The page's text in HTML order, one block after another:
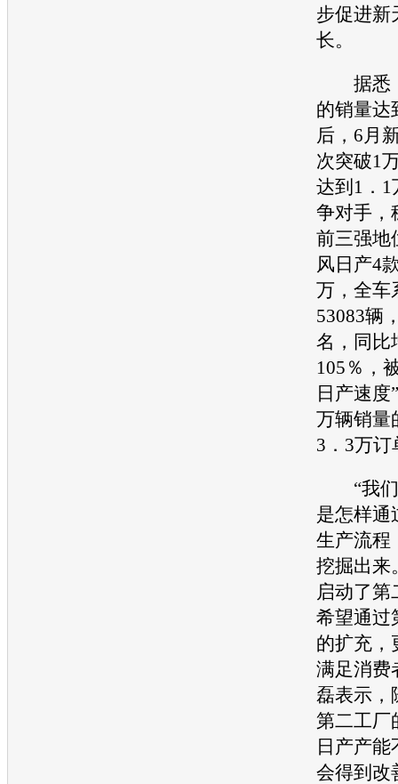
步促进新
长。
据悉，
的销量达
后，6月
次突破1
达到1．1
争对手，
前三强地
风日产4
万，全车
53083辆
名，同比
105％，
日产速度
万辆销量
3．3万
“我们
是怎样通
生产流程
挖掘出来
启动了第
希望通过
的扩充，
满足消费
磊表示，
第二工厂
日产产能
会得到改